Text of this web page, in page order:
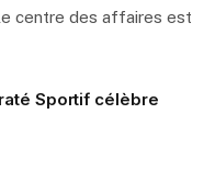
centre des affaires est
Sportif célèbre